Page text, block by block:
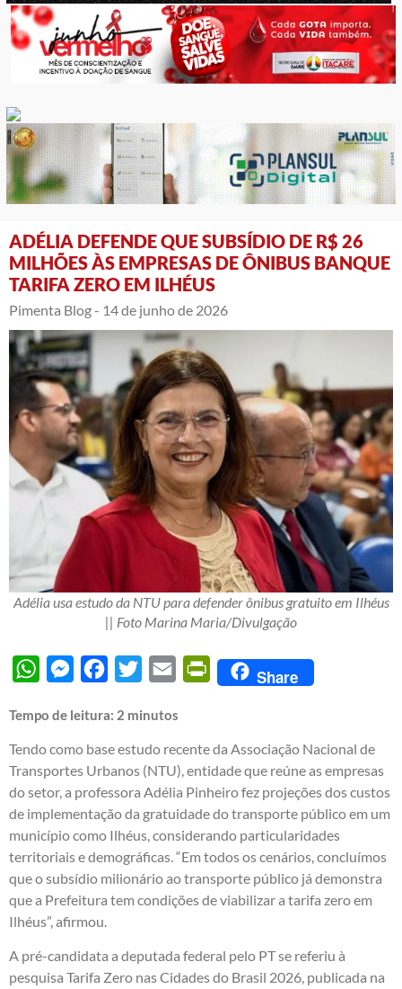
ADÉLIA DEFENDE QUE SUBSÍDIO DE R$ 26
MILHÕES ÀS EMPRESAS DE ÔNIBUS BANQUE
TARIFA ZERO EM ILHÉUS
Pimenta Blog - 14 de junho de 2026
Adélia usa estudo da NTU para defender ônibus gratuito em Ilhéus
|| Foto Marina Maria/Divulgação
WhatsAppMessengerFacebook
Twitter Email PrintFriendly
Share
Tempo de leitura: 2 minutos
Tendo como base estudo recente da Associação Nacional de
Transportes Urbanos (NTU), entidade que reúne as empresas
do setor, a professora Adélia Pinheiro fez projeções dos custos
de implementação da gratuidade do transporte público em um
município como Ilhéus, considerando particularidades
territoriais e demográficas. “Em todos os cenários, concluímos
que o subsídio milionário ao transporte público já demonstra
que a Prefeitura tem condições de viabilizar a tarifa zero em
Ilhéus”, afirmou.
A pré-candidata a deputada federal pelo PT se referiu à
pesquisa Tarifa Zero nas Cidades do Brasil 2026, publicada na